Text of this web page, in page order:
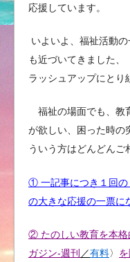
応援しています。
いよいよ、福祉活動
も近づいてきました、
ラッシュアップにとり
福祉の場面でも、教
が欲しい、困った時の
ういう方はどんどんご
① 一記事につき１回の
の大きな応援の一票に
② たのしい教育を本格
ガジン-週刊 ／有料〉